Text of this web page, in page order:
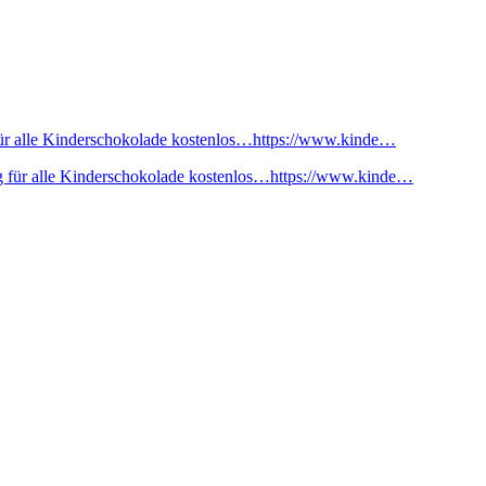
alle Kinderschokolade kostenlos…https://www.kinde…
für alle Kinderschokolade kostenlos…https://www.kinde…